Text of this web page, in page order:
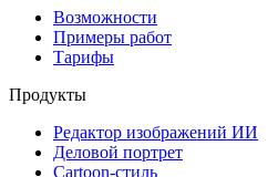
Возможности
Примеры работ
Тарифы
Продукты
Редактор изображений ИИ
Деловой портрет
Cartoon-стиль